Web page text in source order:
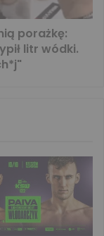
porażkę:
litr wódki.